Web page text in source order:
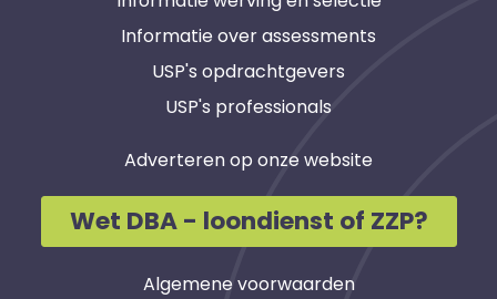
Informatie over assessments
USP's opdrachtgevers
USP's professionals
Adverteren op onze website
Wet DBA - loondienst of ZZP?
Algemene voorwaarden